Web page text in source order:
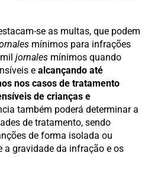
se as multas, que podem
mínimos para infrações
jornales mínimos quando
e alcançando até
nos casos de tratamento
de crianças e
também poderá determinar a
de tratamento, sendo
de forma isolada ou
a gravidade da infração e os